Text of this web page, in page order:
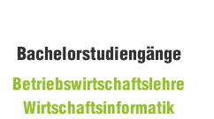
Bachelorstudiengänge
Betriebswirtschaftslehre
Wirtschaftsinformatik